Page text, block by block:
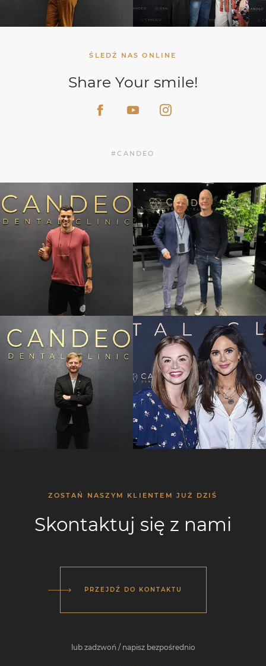
ŚLEDŹ NAS ONLINE
Share Your smile!
#CANDEO
ZOSTAŃ NASZYM KLIENTEM JUŻ DZIŚ
Skontaktuj się z nami
PRZEJDŹ DO KONTAKTU
lub zadzwoń / napisz bezpośrednio